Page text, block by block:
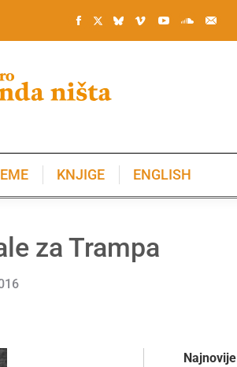
KNJIGE ENGLISH
za Trampa
Najnovije
KNJIGE ENGLISH